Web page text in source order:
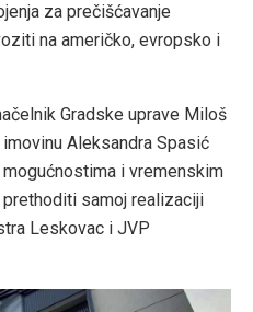
za prečišćavanje
na američko, evropsko i
Gradske uprave Miloš
Aleksandra Spasić
i vremenskim
samoj realizaciji
Leskovac i JVP